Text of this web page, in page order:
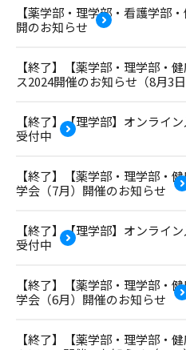
【薬学部・理学部・看護学部
開のお知らせ
【終了】【薬学部・理学部・
ス2024開催のお知らせ（8月3日
【終了】【理学部】オンライ
受付中
【終了】【薬学部・理学部・
学会（7月）開催のお知らせ
【終了】【理学部】オンライ
受付中
【終了】【薬学部・理学部・
学会（6月）開催のお知らせ
【終了】【薬学部・理学部・